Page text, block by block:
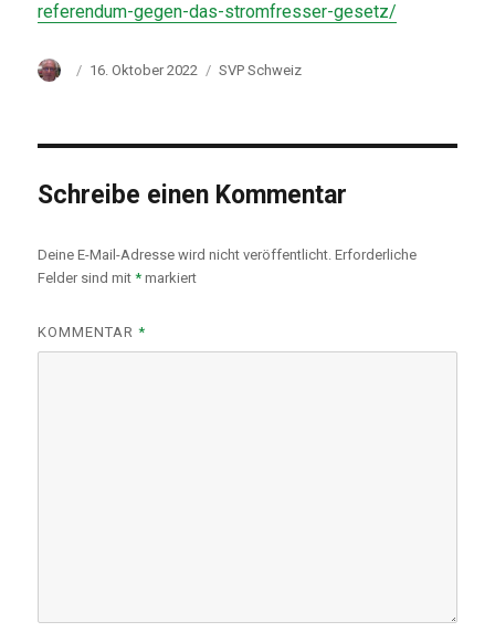
referendum-gegen-das-stromfresser-gesetz/
AutorVeröffentlicht
16. Oktober 2022 Kategorien
SVP Schweiz
Schreibe einen Kommentar
Deine E-Mail-Adresse wird nicht veröffentlicht. Erforderliche
Felder sind mit* markiert
KOMMENTAR*